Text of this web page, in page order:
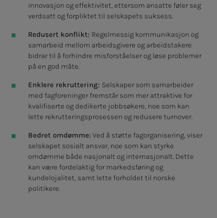
innovasjon og effektivitet, ettersom ansatte føler seg
verdsatt og forpliktet til selskapets suksess.
Redusert konflikt: Regelmessig kommunikasjon og
samarbeid mellom arbeidsgivere og arbeidstakere
bidrar til å forhindre misforståelser og løse problemer
på en god måte.
Enklere rekruttering: Selskaper som samarbeider
med fagforeninger fremstår som mer attraktive for
kvalifiserte og dedikerte jobbsøkere, noe som kan
lette rekrutteringsprosessen og redusere turnover.
Bedret omdømme: Ved å støtte fagorganisering, viser
selskapet sosialt ansvar, noe som kan styrke
omdømme både nasjonalt og internasjonalt. Dette
kan være fordelaktig for markedsføring og
kundelojalitet, samt lette forholdet til norske
politikere.